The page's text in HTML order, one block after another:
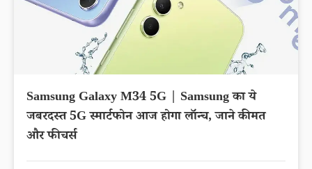
Samsung Galaxy M34 5G | Samsung का ये
जबरदस्त 5G स्मार्टफोन आज होगा लॉन्च, जाने कीमत
और फीचर्स